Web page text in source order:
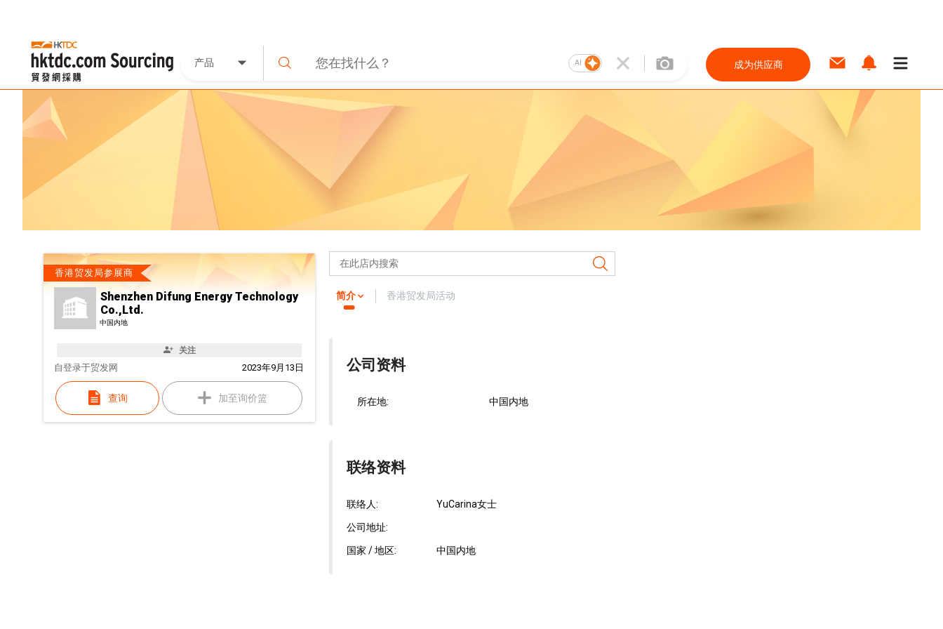
产品 AI 成为供应商
香港贸发局参展商
Shenzhen Difung Energy Technology
Co.,Ltd.
中国内地
关注
自 2023年9月13日
登录于贸发网
查询 加至询价篮
简介 香港贸发局活动
公司资料
所在地: 中国内地
联络资料
联络人: YuCarina女士
公司地址:
国家 / 地区: 中国内地